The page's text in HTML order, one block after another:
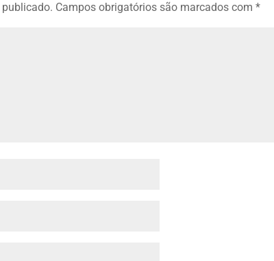
publicado. Campos obrigatórios são marcados com *